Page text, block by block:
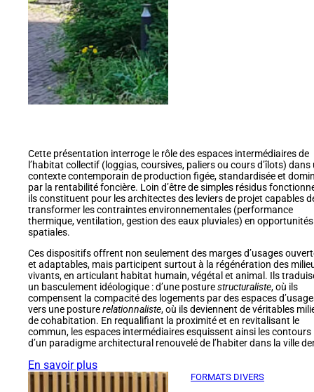
Cette présentation interroge le rôle des espaces intermédiaires de
l’habitat collectif (loggias, coursives, paliers ou cours d’îlots) dans
contexte contemporain de production figée, standardisée et
par la rentabilité foncière. Loin d’être de simples résidus
ils constituent pour les architectes des leviers de projet capables
transformer les contraintes environnementales (performance
thermique, ventilation, gestion des eaux pluviales) en opportunités
spatiales.
Ces dispositifs offrent non seulement des marges d’usages
et adaptables, mais participent surtout à la régénération des
vivants, en articulant habitat humain, végétal et animal. Ils
un basculement idéologique : d’une posturestructuraliste, où ils
compensent la compacité des logements par des espaces
vers une posturerelationnaliste, où ils deviennent de véritables
de cohabitation. En requalifiant la proximité et en revitalisant le
commun, les espaces intermédiaires esquissent ainsi les contours
d’un paradigme architectural renouvelé de l’habiter dans la ville
En savoir plus
FORMATS DIVERS